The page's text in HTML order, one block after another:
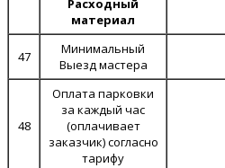
Расходный
материал
47
Минимальный
Выезд мастера
48
Оплата парковки
за каждый час
(оплачивает
заказчик) согласно
тарифу